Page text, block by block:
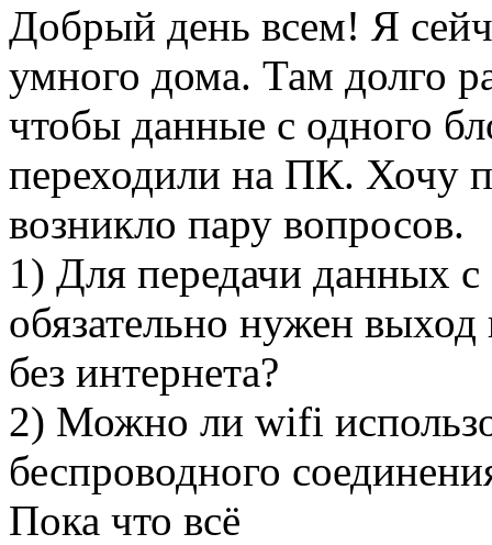
Добрый день всем! Я
умного дома. Там долго
чтобы данные с одного
переходили на ПК. Хочу
возникло пару вопросов.
1) Для передачи данных
обязательно нужен
без интернета?
2) Можно ли wifi
беспроводного
Пока что всё